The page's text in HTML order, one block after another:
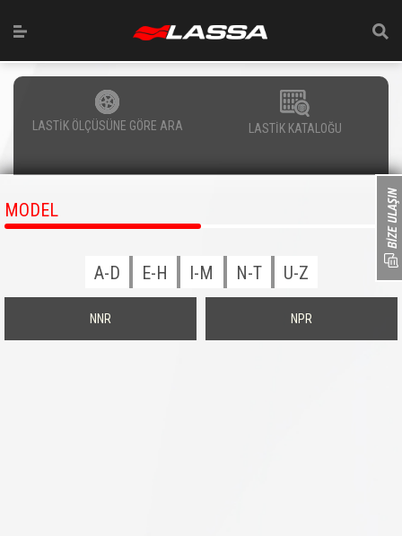
LASTİK ÖLÇÜSÜNE GÖRE ARA LASTİK KATALOĞU
MODEL
A-D E-H I-M N-T U-Z
NNR NPR